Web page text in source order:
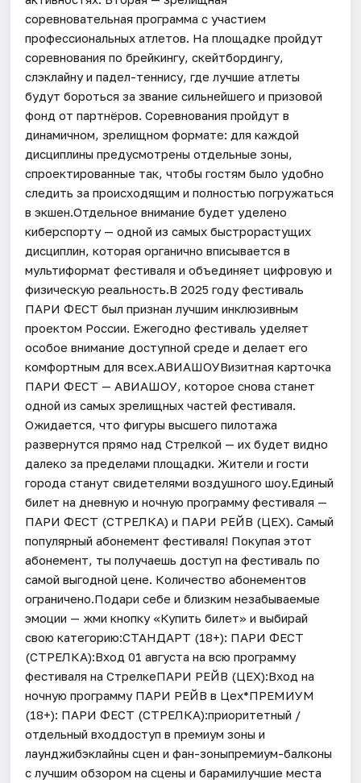
соревновательная программа с участием
профессиональных атлетов. На площадке пройдут
соревнования по брейкингу, скейтбордингу,
слэклайну и падел-теннису, где лучшие атлеты
будут бороться за звание сильнейшего и призовой
фонд от партнёров. Соревнования пройдут в
динамичном, зрелищном формате: для каждой
дисциплины предусмотрены отдельные зоны,
спроектированные так, чтобы гостям было удобно
следить за происходящим и полностью погружаться
в экшен.Отдельное внимание будет уделено
киберспорту — одной из самых быстрорастущих
дисциплин, которая органично вписывается в
мультиформат фестиваля и объединяет цифровую и
физическую реальность.В 2025 году фестиваль
ПАРИ ФЕСТ был признан лучшим инклюзивным
проектом России. Ежегодно фестиваль уделяет
особое внимание доступной среде и делает его
комфортным для всех.АВИАШОУВизитная карточка
ПАРИ ФЕСТ — АВИАШОУ, которое снова станет
одной из самых зрелищных частей фестиваля.
Ожидается, что фигуры высшего пилотажа
развернутся прямо над Стрелкой — их будет видно
далеко за пределами площадки. Жители и гости
города станут свидетелями воздушного шоу.Единый
билет на дневную и ночную программу фестиваля —
ПАРИ ФЕСТ (СТРЕЛКА) и ПАРИ РЕЙВ (ЦЕХ). Самый
популярный абонемент фестиваля! Покупая этот
абонемент, ты получаешь доступ на фестиваль по
самой выгодной цене. Количество абонементов
ограничено.Подари себе и близким незабываемые
эмоции — жми кнопку «Купить билет» и выбирай
свою категорию:СТАНДАРТ (18+): ПАРИ ФЕСТ
(СТРЕЛКА):Вход 01 августа на всю программу
фестиваля на СтрелкеПАРИ РЕЙВ (ЦЕХ):Вход на
ночную программу ПАРИ РЕЙВ в Цех*ПРЕМИУМ
(18+): ПАРИ ФЕСТ (СТРЕЛКА):приоритетный /
отдельный входдоступ в премиум зоны и
лаунджибэклайны сцен и фан-зоныпремиум-балконы
с лучшим обзором на сцены и барамилучшие места